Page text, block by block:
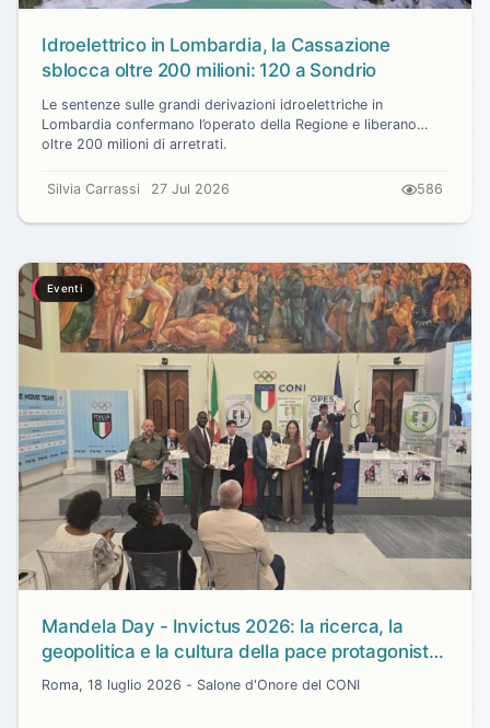
Idroelettrico in Lombardia, la Cassazione
sblocca oltre 200 milioni: 120 a Sondrio
Le sentenze sulle grandi derivazioni idroelettriche in
Lombardia confermano l’operato della Regione e liberano
oltre 200 milioni di arretrati.
Silvia Carrassi 27 Jul 2026 586
Eventi
Mandela Day - Invictus 2026: la ricerca, la
geopolitica e la cultura della pace protagoniste
con il riconoscimento a Ilaria Zavaresco e
Roma, 18 luglio 2026 - Salone d'Onore del CONI